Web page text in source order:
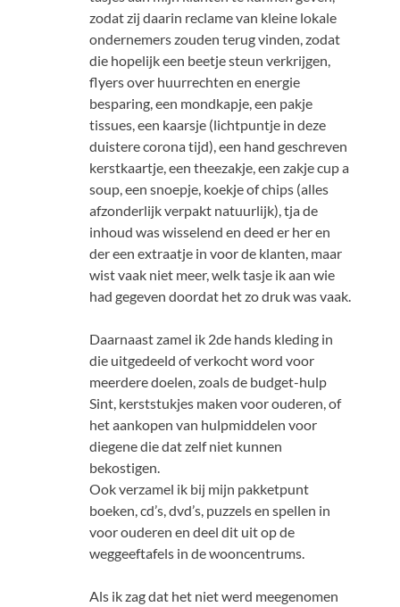
zodat zij daarin reclame van kleine lokale
ondernemers zouden terug vinden, zodat
die hopelijk een beetje steun verkrijgen,
flyers over huurrechten en energie
besparing, een mondkapje, een pakje
tissues, een kaarsje (lichtpuntje in deze
duistere corona tijd), een hand geschreven
kerstkaartje, een theezakje, een zakje cup a
soup, een snoepje, koekje of chips (alles
afzonderlijk verpakt natuurlijk), tja de
inhoud was wisselend en deed er her en
der een extraatje in voor de klanten, maar
wist vaak niet meer, welk tasje ik aan wie
had gegeven doordat het zo druk was vaak.
Daarnaast zamel ik 2de hands kleding in
die uitgedeeld of verkocht word voor
meerdere doelen, zoals de budget-hulp
Sint, kerststukjes maken voor ouderen, of
het aankopen van hulpmiddelen voor
diegene die dat zelf niet kunnen
bekostigen.
Ook verzamel ik bij mijn pakketpunt
boeken, cd’s, dvd’s, puzzels en spellen in
voor ouderen en deel dit uit op de
weggeeftafels in de wooncentrums.
Als ik zag dat het niet werd meegenomen